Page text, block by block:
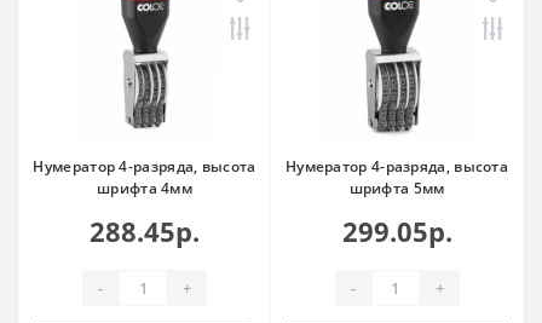
Нумератор 4-разряда, высота
шрифта 4мм
288.45р.
- +
Нумератор 4-разряда, высота
шрифта 5мм
299.05р.
- +